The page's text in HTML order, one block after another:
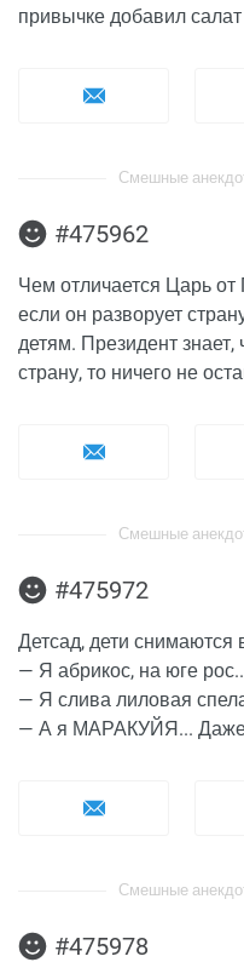
привычке добавил
Смешные
#475962
Чем отличается Царь от
если он разворует
детям. Президент знает,
страну, то ничего не
Смешные
#475972
Детсад, дети снимаются
— Я абрикос, на юге
— Я слива лиловая
— А я МАРАКУЙЯ... Даже
Смешные
#475978